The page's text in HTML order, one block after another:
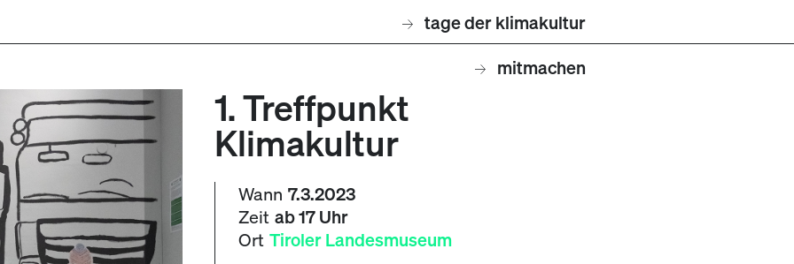
tage der klimakultur
mitmachen
1. Treffpunkt
Klimakultur
Wann 7.3.2023
Zeit ab 17 Uhr
Ort Tiroler Landesmuseum